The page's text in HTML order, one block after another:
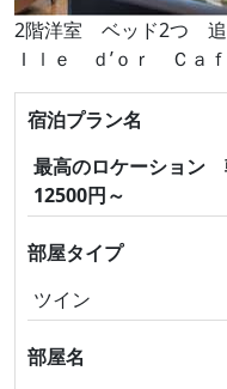
2階洋室 ベッド2つ 追
Ｉｌｅ ｄ’ｏｒ Ｃａ
宿泊プラン名
最高のロケーショ
12500円～
部屋タイプ
ツイン
部屋名